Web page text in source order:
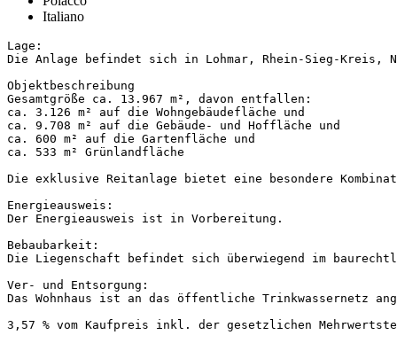
Italiano
Lage:
Die Anlage befindet sich in Lohmar, Rhein-Sieg-Kreis,
Objektbeschreibung
Gesamtgröße ca. 13.967 m², davon entfallen:
ca. 3.126 m² auf die Wohngebäudefläche und
ca. 9.708 m² auf die Gebäude- und Hoffläche und
ca. 600 m² auf die Gartenfläche und
ca. 533 m² Grünlandfläche
Die exklusive Reitanlage bietet eine besondere
Energieausweis:
Der Energieausweis ist in Vorbereitung.
Bebaubarkeit:
Die Liegenschaft befindet sich überwiegend im
Ver- und Entsorgung:
Das Wohnhaus ist an das öffentliche Trinkwassernetz
3,57 % vom Kaufpreis inkl. der gesetzlichen